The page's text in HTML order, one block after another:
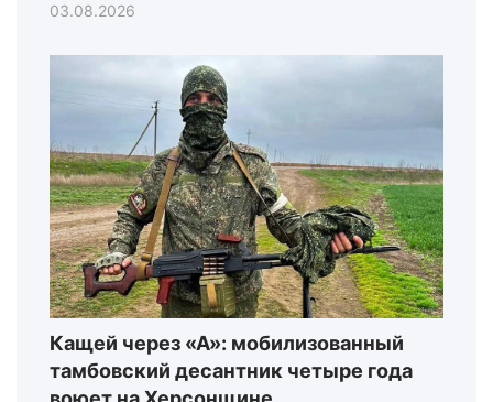
03.08.2026
Кащей через «А»: мобилизованный
тамбовский десантник четыре года